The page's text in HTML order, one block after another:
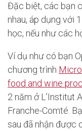
Đặc biệt, các bạn
nhau, áp dụng với
học, nếu như các
Ví dụ như có bạn
chương trình
food and wine
2 năm ở L’Institut
Franche-Comté.
sau đã nhận được